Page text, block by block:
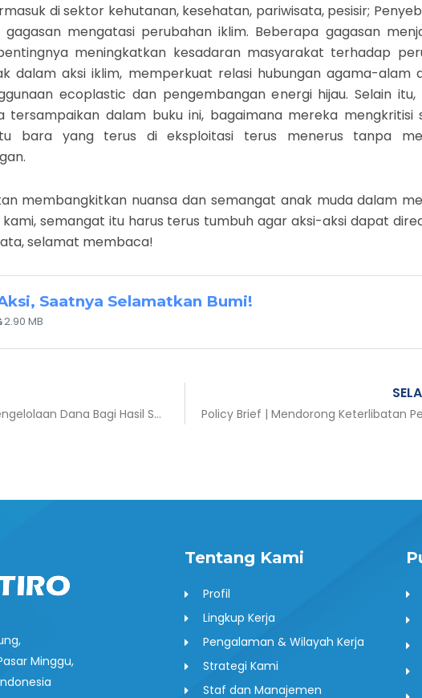
di sektor kehutanan, kesehatan, pariwisata, pesisir;
mengatasi perubahan iklim. Beberapa gagasan
meningkatkan kesadaran masyarakat terhadap
dalam aksi iklim, memperkuat relasi hubungan agama-alam
ecoplastic dan pengembangan energi hijau. Selain itu,
tersampaikan dalam buku ini, bagaimana mereka mengkritisi
bara yang terus di eksploitasi terus menerus tanpa
membangkitkan nuansa dan semangat anak muda dalam
semangat itu harus terus tumbuh agar aksi-aksi dapat
selamat membaca!
Saatnya Selamatkan Bumi!
2.90 MB
Kajian Praktik Baik Pengelolaan Dana Bagi Hasil Sumber Daya Alam Kehutanan Dana Reboisasi (DBH DR) dalam Mendukung Perhutanan Sosial di Provinsi Sumatera Barat
Minggu,
Tentang Kami
Profil
Lingkup Kerja
Pengalaman & Wilayah Kerja
Strategi Kami
Staf dan Manajemen